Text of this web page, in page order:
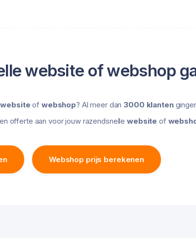
website of webshop
website of webshop? Al meer dan 3000 klanten
offerte aan voor jouw razendsnellewebsite of
Webshop prijs berekenen